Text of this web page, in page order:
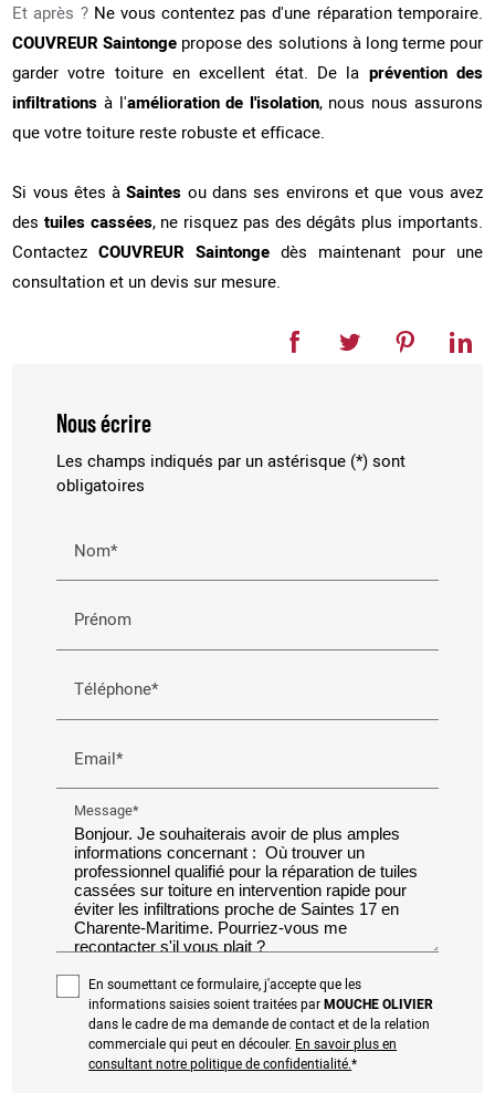
Et après ?Ne vous contentez pas d'une réparation temporaire.
COUVREUR Saintonge propose des solutions à long terme pour
garder votre toiture en excellent état. De la prévention des
infiltrations à l'amélioration de l'isolation, nous nous assurons
que votre toiture reste robuste et efficace.
Si vous êtes àSaintes ou dans ses environs et que vous avez
des tuiles cassées, ne risquez pas des dégâts plus importants.
Contactez COUVREUR Saintonge dès maintenant pour une
consultation et un devis sur mesure.
Nous écrire
Les champs indiqués par un astérisque (*) sont
obligatoires
Nom*
Prénom
Téléphone*
Email*
Message*
En soumettant ce formulaire, j'accepte que les
informations saisies soient traitées parMOUCHE OLIVIER
dans le cadre de ma demande de contact et de la relation
commerciale qui peut en découler. En savoir plus en
consultant notre politique de confidentialité.*